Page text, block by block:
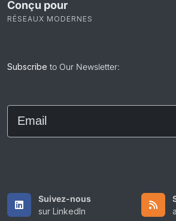
Conçu pour
RÉSEAUX MODERNES
Subscribe to Our Newsletter:
Email
Suivez-nous
sur LinkedIn